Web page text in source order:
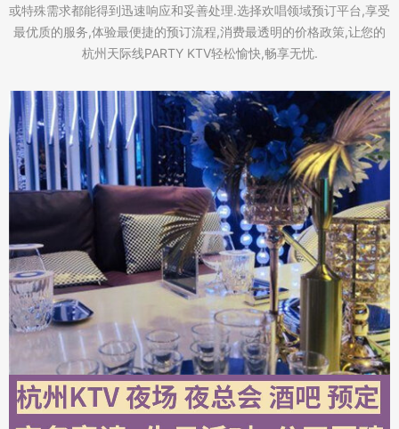
或特殊需求都能得到迅速响应和妥善处理.选择欢唱领域预订平台,享受
最优质的服务,体验最便捷的预订流程,消费最透明的价格政策,让您的
杭州天际线PARTY KTV轻松愉快,畅享无忧.